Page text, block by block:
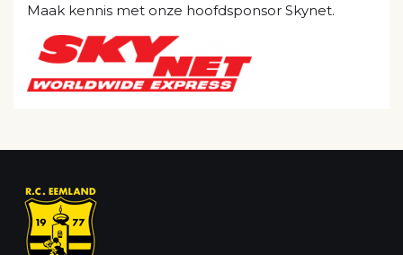
Maak kennis met onze hoofdsponsor Skynet.